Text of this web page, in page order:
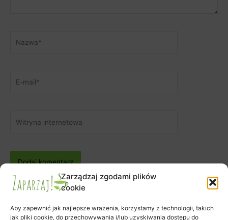
Zarządzaj zgodami plików
cookie
Aby zapewnić jak najlepsze wrażenia, korzystamy z technologii, takich
jak pliki cookie, do przechowywania i/lub uzyskiwania dostępu do
mail*
internetowa